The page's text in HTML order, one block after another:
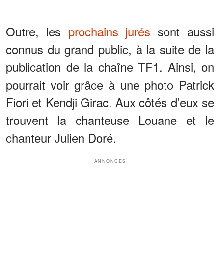
Outre, les prochains jurés sont aussi
connus du grand public, à la suite de la
publication de la chaîne TF1. Ainsi, on
pourrait voir grâce à une photo Patrick
Fiori et Kendji Girac. Aux côtés d’eux se
trouvent la chanteuse Louane et le
chanteur Julien Doré.
ANNONCES